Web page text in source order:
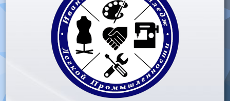
Педагогу
Воспитательная работа